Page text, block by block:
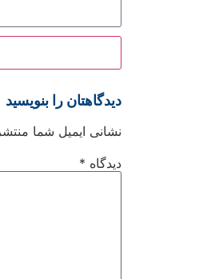
دیدگاهتان را بنویسید
نشانی ایمیل شما
دیدگاه *